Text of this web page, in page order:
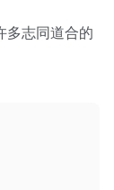
多志同道合的